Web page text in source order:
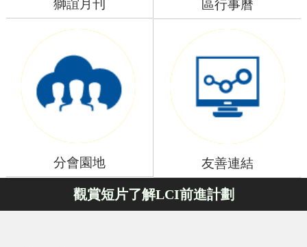
獅誼月刊 區行事曆
分會園地 友善連結
觀賞短片了解LCI前進計劃